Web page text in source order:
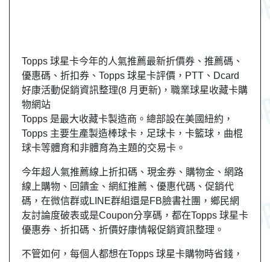
Topps 球星卡今年的人氣推薦最新折價券、推薦碼、
優惠碼、折扣券、Topps 球星卡評價，PTT、Dcard
好康活動促銷資訊整理(8 月更新)，職業球星收藏卡購
物網站
Topps 是最大收藏卡製造商。總部設在美國紐約，
Topps 主要生產製造棒球卡，足球卡，卡籃球，曲棍
球卡等體育和非體育為主題的交易卡。
今年超人氣推薦線上折扣碼、現金券、購物金、網路
線上購物、回饋金、網紅推薦、優惠代碼、促銷代
碼，在微信群或LINE群組還是FB臉書社團， 鄉民網
友討論度破表或是Coupon分享碼，都在Topps 球星卡
優惠券、折扣碼、折價好康情報促銷資訊整理。
不管如何，每個人都想在Topps 球星卡購物時省錢，